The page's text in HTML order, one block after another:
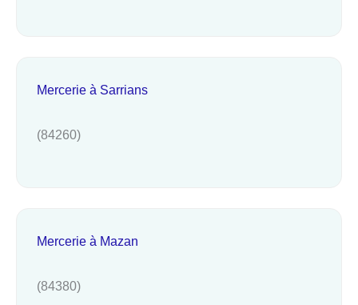
Mercerie à Sarrians
(84260)
Mercerie à Mazan
(84380)